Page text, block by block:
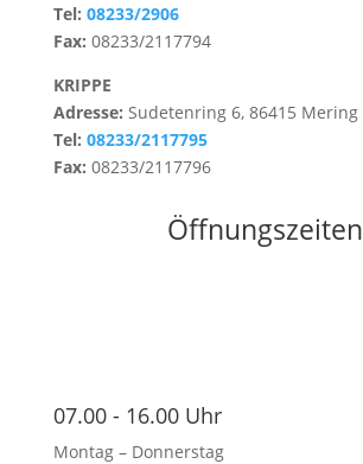
Tel: 08233/2906
Fax: 08233/2117794
KRIPPE
Adresse: Sudetenring 6, 86415 Mering
Tel: 08233/2117795
Fax: 08233/2117796
Öffnungszeiten
07.00 - 16.00 Uhr
Montag – Donnerstag